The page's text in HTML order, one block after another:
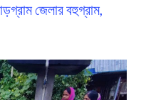
জেলার বহুগ্রাম,